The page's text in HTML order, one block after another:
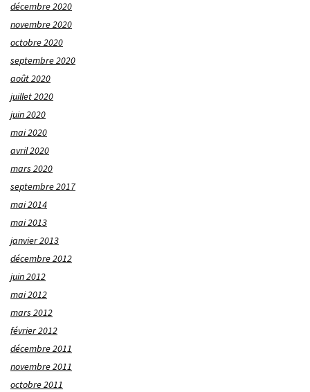
décembre 2020
novembre 2020
octobre 2020
septembre 2020
août 2020
juillet 2020
juin 2020
mai 2020
avril 2020
mars 2020
septembre 2017
mai 2014
mai 2013
janvier 2013
décembre 2012
juin 2012
mai 2012
mars 2012
février 2012
décembre 2011
novembre 2011
octobre 2011